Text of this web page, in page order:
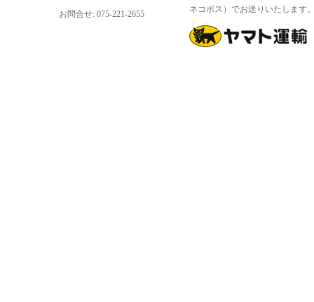
お問合せ: 075-221-2655
ネコポス）でお送りいたします